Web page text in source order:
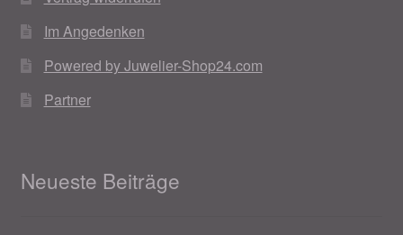
Im Angedenken
Powered by Juwelier-Shop24.com
Partner
Neueste Beiträge